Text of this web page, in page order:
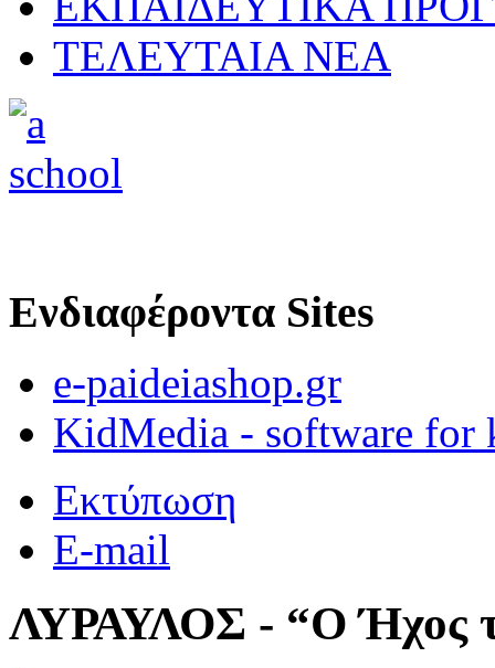
ΤΕΛΕΥΤΑΙΑ ΝΕΑ
Ενδιαφέροντα Sites
e-paideiashop.gr
KidMedia - software for
Εκτύπωση
E-mail
ΛΥΡΑΥΛΟΣ - “Ο Ήχος